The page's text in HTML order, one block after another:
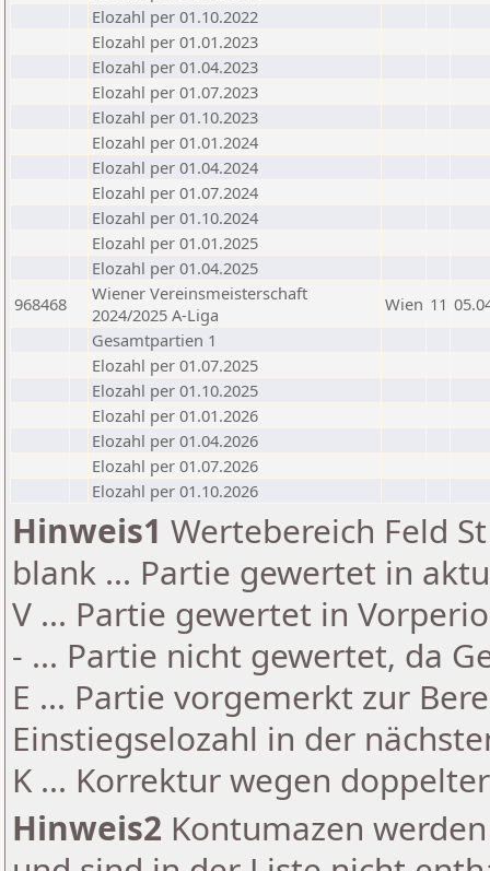
Elozahl per 01.10.2022
Elozahl per 01.01.2023
Elozahl per 01.04.2023
Elozahl per 01.07.2023
Elozahl per 01.10.2023
Elozahl per 01.01.2024
Elozahl per 01.04.2024
Elozahl per 01.07.2024
Elozahl per 01.10.2024
Elozahl per 01.01.2025
Elozahl per 01.04.2025
968468
Wiener Vereinsmeisterschaft
2024/2025 A-Liga
Wien 11
Gesamtpartien 1
Elozahl per 01.07.2025
Elozahl per 01.10.2025
Elozahl per 01.01.2026
Elozahl per 01.04.2026
Elozahl per 01.07.2026
Elozahl per 01.10.2026
Hinweis1 Wertebereich Feld
blank ... Partie gewertet in
V ... Partie gewertet in
- ... Partie nicht gewertet, da
E ... Partie vorgemerkt zur
Einstiegselozahl in der
K ... Korrektur wegen
Hinweis2 Kontumazen